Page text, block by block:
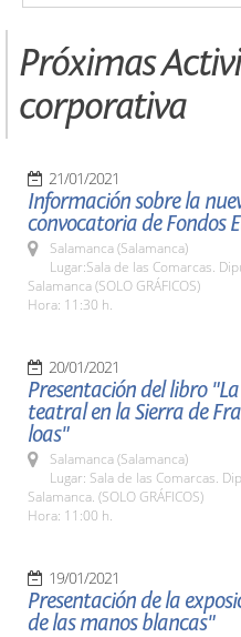
Próximas
corporativa
21/01/2021
Información sobre la
convocatoria de Fondos
Salamanca (Salamanca)
Lugar:Sala de las Comarcas.
Salamanca (SOLO GRÁFICOS)
Hora: 11:30 h.
20/01/2021
Presentación del libro
teatral en la Sierra de
loas"
Salamanca (Salamanca)
Lugar: Sala de las Comarcas.
Salamanca. (SOLO GRÁFICOS)
Hora: 11:00 h.
19/01/2021
Presentación de la
de las manos blancas"